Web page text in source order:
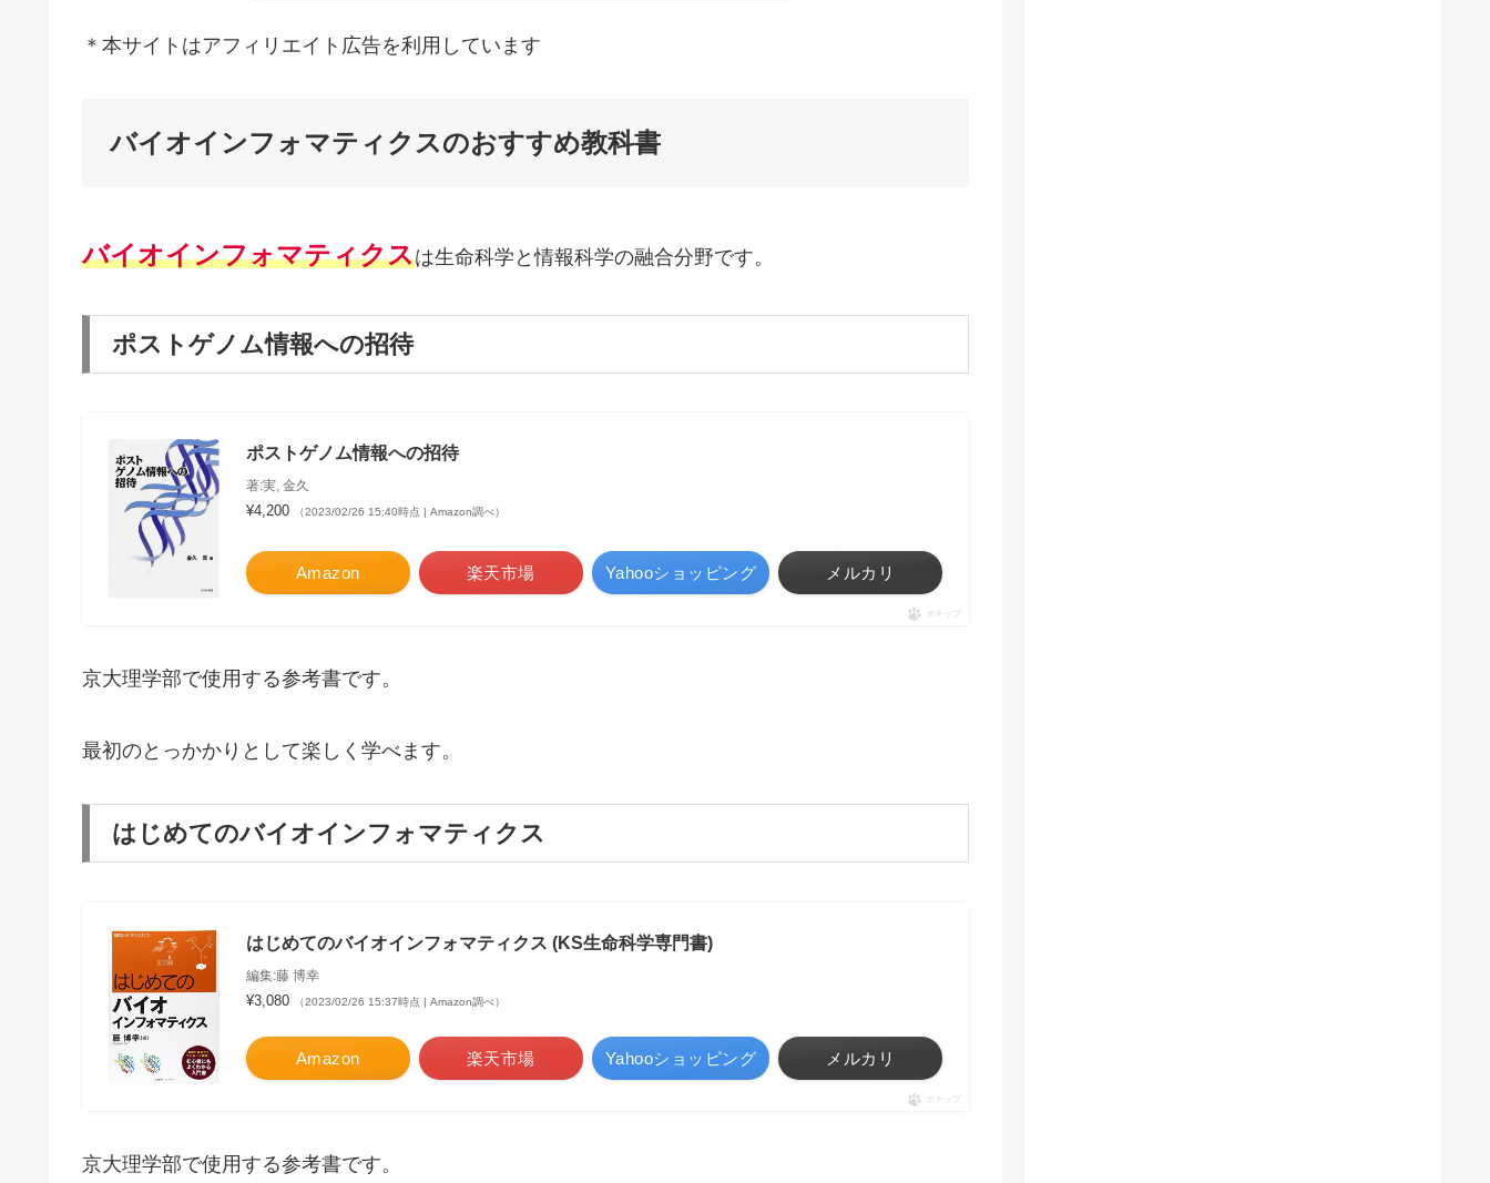
＊本サイトはアフィリエイト広告を利用しています
バイオインフォマティクスのおすすめ教科書
バイオインフォマティクスは生命科学と情報科学の融合分野です。
ポストゲノム情報への招待
ポストゲノム情報への招待
著:実, 金久
¥4,200 （2023/02/26 15:40時点 | Amazon調べ）
Amazon 楽天市場 Yahooショッピング メルカリ
ポチップ
京大理学部で使用する参考書です。
最初のとっかかりとして楽しく学べます。
はじめてのバイオインフォマティクス
はじめてのバイオインフォマティクス (KS生命科学専門書)
編集:藤 博幸
¥3,080 （2023/02/26 15:37時点 | Amazon調べ）
Amazon 楽天市場 Yahooショッピング メルカリ
ポチップ
京大理学部で使用する参考書です。